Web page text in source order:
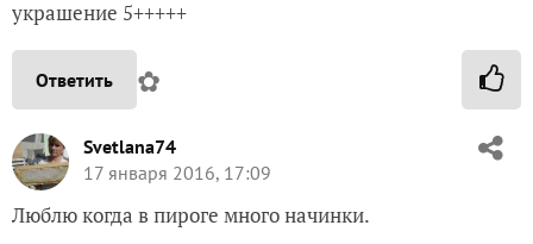
украшение 5+++++
Ответить ✿
Svetlana74
17 января 2016, 17:09
Люблю когда в пироге много начинки.